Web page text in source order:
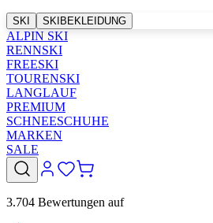
SKI SKIBEKLEIDUNG
ALPIN SKI
RENNSKI
FREESKI
TOURENSKI
LANGLAUF
PREMIUM
SCHNEESCHUHE
MARKEN
SALE
3.704 Bewertungen auf